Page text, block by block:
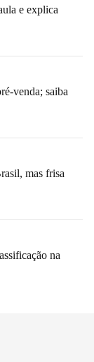
e explica
venda; saiba
mas frisa
na